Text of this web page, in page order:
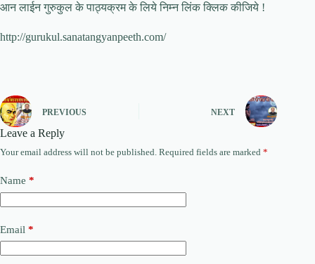
आन लाईन गुरुकुल के पाठ्यक्रम के लिये निम्न लिंक क्लिक कीजिये !
http://gurukul.sanatangyanpeeth.com/
PREVIOUS NEXT
Leave a Reply
Your email address will not be published. Required fields are marked *
Name *
Email *